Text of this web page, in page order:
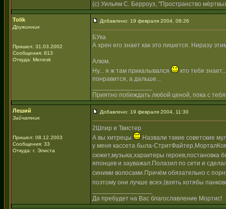
(с) Уильям С. Берроуз, "Пространство
Tolik
Дружинник
Пришел: 31.03.2002
Сообщения: 813
Откуда: Menesk
Добавлено: 19 февраля 2004, 08:26
БУка
А хрен его знает как это пишется. Ниразу
Алюм.
Ну... я ж там прикалывался
кто тебя
понравится, а дальше...
Приятно побеждать любой ценой, пока с
Леший
Зайчатник
Пришел: 08.12.2003
Сообщения: 33
Откуда: г. Элиста
Добавлено: 19 февраля 2004, 11:30
2Шпир и Твистер
А вы хитрецы
Назвали такие советские
у меня кассета была-
сюжет,музыка,характеры героев,постановка
японцев и зауважал.Полазил по сети и
синими волосами.Причём обязательно с
поэтому они лучше всех.(взять хотябы
Да пребудет на Вас благославление Мортис!